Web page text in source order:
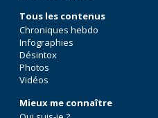
Tous les contenus
Chroniques hebdo
Infographies
Désintox
Photos
Vidéos
Mieux me connaître